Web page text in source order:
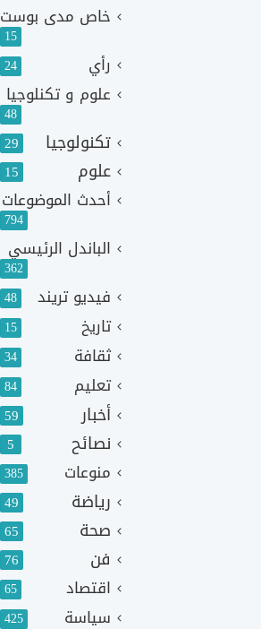
خاص مدى بوست
15
رأي 24
علوم و تكنلوجيا
48
تكنولوجيا 29
علوم 15
أحدث الموضوعات
794
الباندل الرئيسي
362
فيديو تريند 48
تاريخ 15
ثقافة 34
تعليم 84
أخبار 59
نصائح 5
منوعات 385
رياضة 49
صحة 65
فن 76
اقتصاد 65
سياسة 425